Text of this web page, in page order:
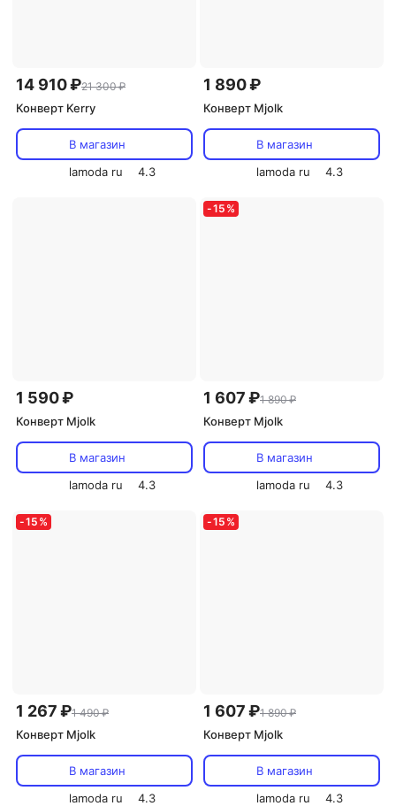
14 910 ₽21 300 ₽
Конверт Kerry
В магазин
lamoda ru
4.3
1 890 ₽
Конверт Mjolk
В магазин
lamoda ru
4.3
1 590 ₽
Конверт Mjolk
В магазин
lamoda ru
4.3
-15 %
1 607 ₽1 890 ₽
Конверт Mjolk
В магазин
lamoda ru
4.3
-15 %
1 267 ₽1 490 ₽
Конверт Mjolk
В магазин
lamoda ru
4.3
-15 %
1 607 ₽1 890 ₽
Конверт Mjolk
В магазин
lamoda ru
4.3